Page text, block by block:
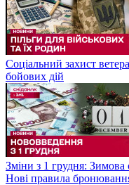
Соціальний захист
бойових дій
Зміни з 1 грудня: Зимова
Нові правила